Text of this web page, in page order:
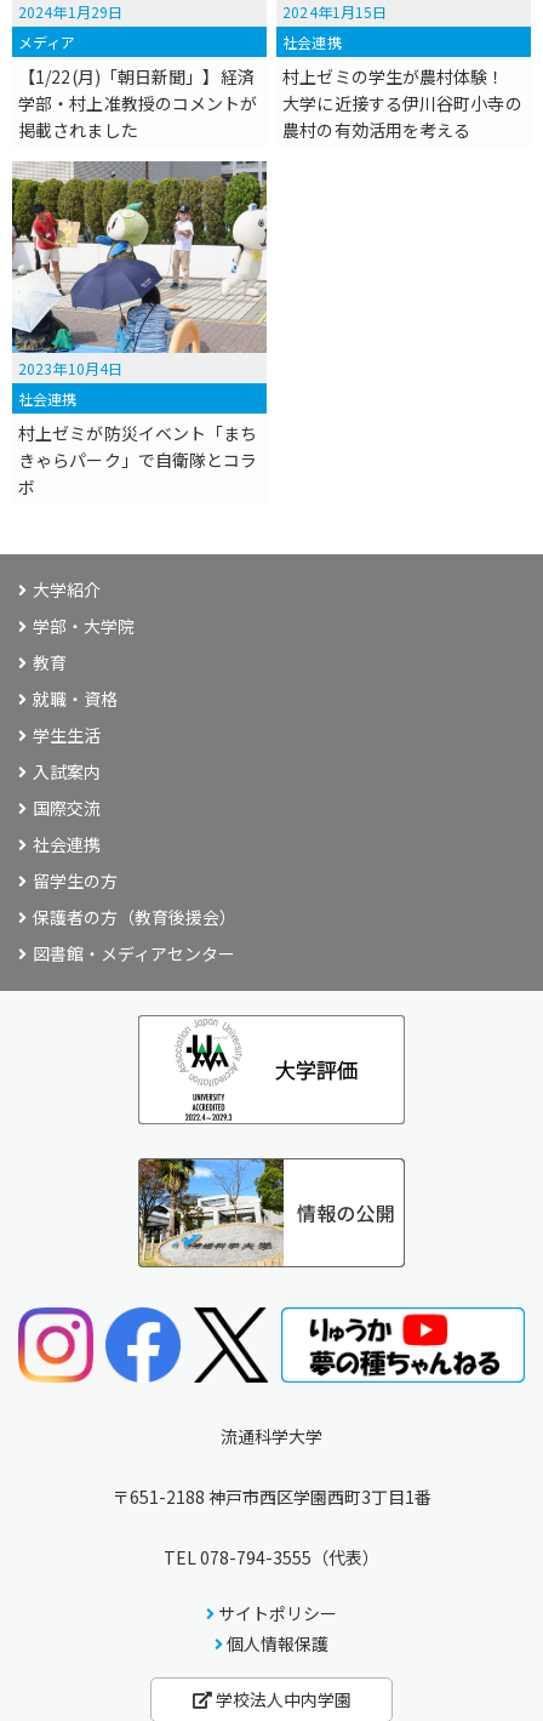
2024年1月29日
メディア
【1/22(月)「朝日新聞」】経済
学部・村上准教授のコメントが
掲載されました
2024年1月15日
社会連携
村上ゼミの学生が農村体験！
大学に近接する伊川谷町小寺の
農村の有効活用を考える
2023年10月4日
社会連携
村上ゼミが防災イベント「まち
きゃらパーク」で自衛隊とコラ
ボ
大学紹介
学部・大学院
教育
就職・資格
学生生活
入試案内
国際交流
社会連携
留学生の方
保護者の方（教育後援会）
図書館・メディアセンター
流通科学大学
〒651-2188 神戸市西区学園西町3丁目1番
TEL 078-794-3555 （代表）
サイトポリシー
個人情報保護
学校法人中内学園